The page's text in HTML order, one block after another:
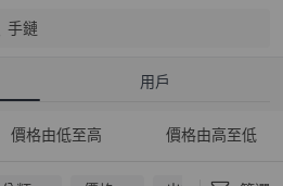
手鏈
用戶
價格由低至高 價格由高至低